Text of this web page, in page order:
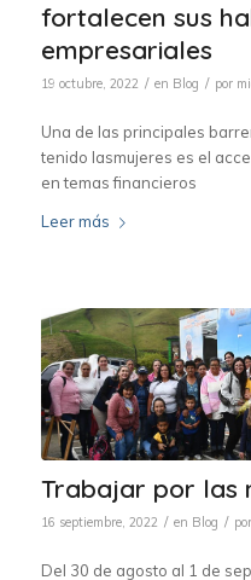
fortalecen sus
empresariales
19 octubre, 2022 / en Blog / por
Una de las principales
tenido lasmujeres es el
en temas financieros
Leer más
Trabajar por las
16 septiembre, 2022 / en Blog / por
Del 30 de agosto al 1 de